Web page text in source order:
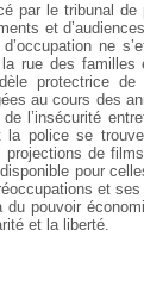
par le tribunal
et
ne
rue des familles
protectrice
au cours des
l’insécurité
la police se
de
pour
et
pouvoir
et la liberté.